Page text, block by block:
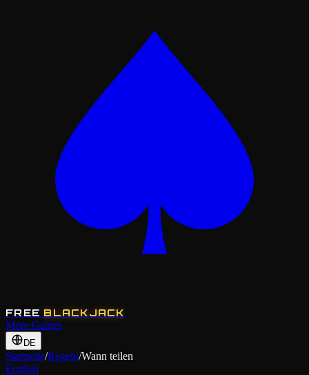
FREE BLACKJACK
More Games
DE
Startseite/Regeln/Wann teilen
English